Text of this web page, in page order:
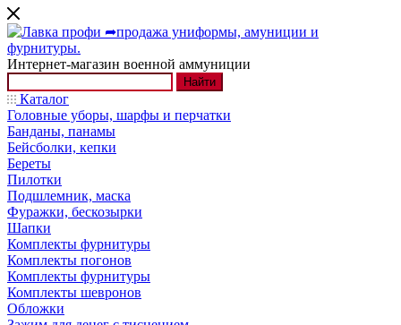
Интернет-магазин военной аммуниции
Найти
Каталог
Головные уборы, шарфы и перчатки
Банданы, панамы
Бейсболки, кепки
Береты
Пилотки
Подшлемник, маска
Фуражки, бескозырки
Шапки
Комплекты фурнитуры
Комплекты погонов
Комплекты фурнитуры
Комплекты шевронов
Обложки